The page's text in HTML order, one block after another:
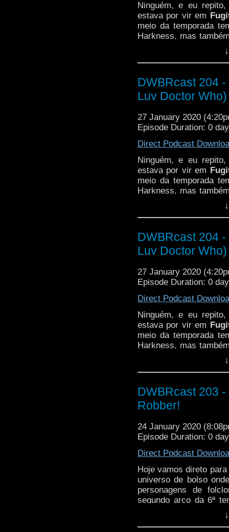
Ninguém, e eu
estava por vir em
meio da temporada
Harkness, mas
do passado? É de
episódio!
DWBRcast 204
Luv Doctor Who)
27 January 2020
Episode Duration: 0
Direct Podcast
Ninguém, e eu
estava por vir em
meio da temporada
Harkness, mas
do passado? É de
episódio!
DWBRcast 204
Luv Doctor Who)
27 January 2020
Episode Duration: 0
Direct Podcast
Ninguém, e eu
estava por vir em
meio da temporada
Harkness, mas
do passado? É de
episódio!
DWBRcast 203
Robber!
24 January 2020
Episode Duration: 0
Direct Podcast
Hoje vamos direto
universo de bolso
personagens de
segundo arco da 6ª
aventuras mais
no seu unicórnio e